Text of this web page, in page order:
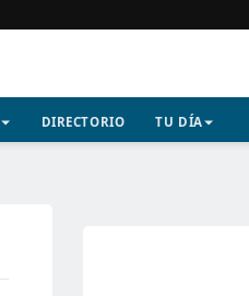
DIRECTORIO TU DÍA